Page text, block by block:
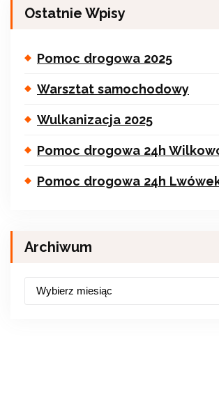
Ostatnie Wpisy
Pomoc drogowa 2025
Warsztat samochodowy
Wulkanizacja 2025
Pomoc drogowa 24h
Pomoc drogowa 24h
Archiwum